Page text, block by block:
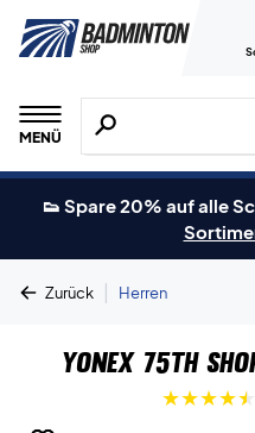
MENÜ
Suche nach
👟 Spare 20% auf alle
Zurück | Herren
Yonex 75th